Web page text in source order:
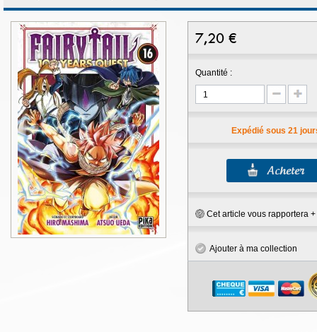
7,20 €
Quantité :
Expédié sous 21
Cet article vous rapportera +
Ajouter à ma collection